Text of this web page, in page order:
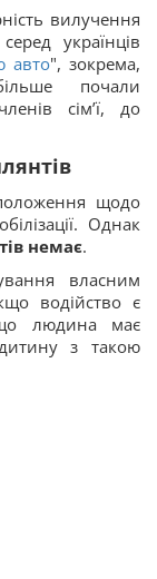
вилучення
українців
авто", зокрема,
почали
сім’ї, до
щодо
Однак
немає.
власним
водійство є
людина має
з такою